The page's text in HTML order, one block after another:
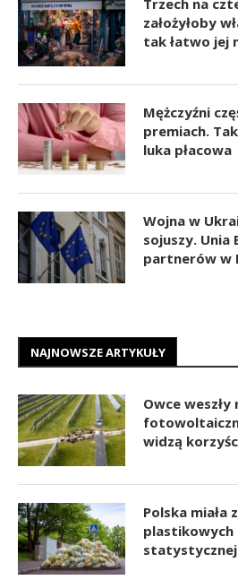
założyłoby
tak łatwo jej
Mężczyźni
premiach.
luka płacowa
Wojna w
sojuszy. Unia
partnerów w
NAJNOWSZE ARTYKUŁY
Owce
widzą
Polska miała
plastikowych